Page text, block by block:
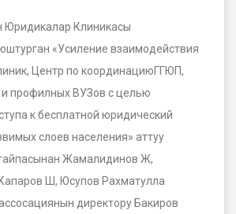
Юридикалар Клиникасы
«Усиление взаимодействия
Центр по координациюГГЮП,
профилных ВУЗов с целью
к бесплатной юридический
слоев населения» аттуу
Жамалидинов Ж,
Ш, Юсупов Рахматулла
директору Бакиров